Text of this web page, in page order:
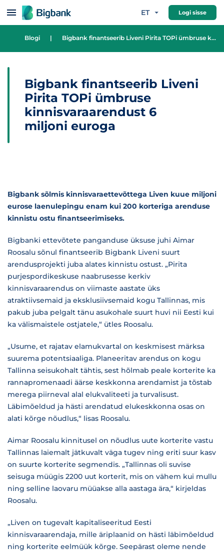
Hüppa sisu juurde ET Logi sisse
Blogi | Bigbank finantseerib Liveni Pirita TOPi ümbruse kinnisvaraarendust 6 miljoni euroga
Bigbank finantseerib Liveni
Pirita TOPi ümbruse
kinnisvaraarendust 6
miljoni euroga
Bigbank sõlmis kinnisvaraettevõttega Liven kuue miljoni
eurose laenulepingu enam kui 200 korteriga arenduse
kinnistu ostu finantseerimiseks.
Bigbanki ettevõtete panganduse üksuse juhi Aimar
Roosalu sõnul finantseerib Bigbank Liveni suurt
arendusprojekti juba alates kinnistu ostust. „Pirita
purjespordikeskuse naabrusesse kerkiv
kinnisvaraarendus on viimaste aastate üks
atraktiivsemaid ja eksklusiivsemaid kogu Tallinnas, mis
pakub juba pelgalt tänu asukohale suurt huvi nii Eesti kui
ka välismaistele ostjatele,“ ütles Roosalu.
„Usume, et rajatav elamukvartal on keskmisest märksa
suurema potentsiaaliga. Planeeritav arendus on kogu
Tallinna seisukohalt tähtis, sest hõlmab peale korterite ka
rannapromenaadi äärse keskkonna arendamist ja tõstab
merega piirneval alal elukvaliteeti ja turvalisust.
Läbimõeldud ja hästi arendatud elukeskkonna osas on
alati kõrge nõudlus,“ lisas Roosalu.
Aimar Roosalu kinnitusel on nõudlus uute korterite vastu
Tallinnas laiemalt jätkuvalt väga tugev ning eriti suur kasv
on suurte korterite segmendis. „Tallinnas oli suvise
seisuga müügis 2200 uut korterit, mis on vähem kui mullu
ning selline laovaru müüakse alla aastaga ära,“ kirjeldas
Roosalu.
„Liven on tugevalt kapitaliseeritud Eesti
kinnisvaraarendaja, mille äriplaanid on hästi läbimõeldud
ning korterite eelmüük kõrge. Seepärast oleme nende